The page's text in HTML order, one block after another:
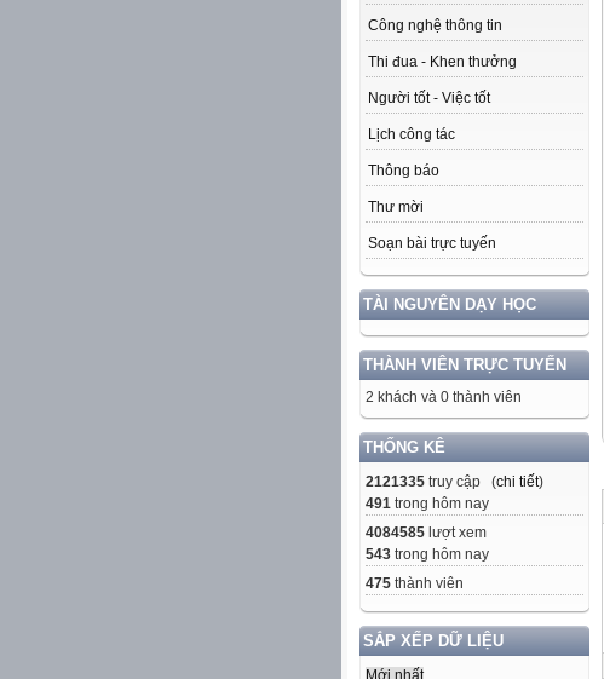
Công nghệ thông tin
Thi đua - Khen thưởng
Người tốt - Việc tốt
Lịch công tác
Thông báo
Thư mời
Soạn bài trực tuyến
TÀI NGUYÊN DẠY HỌC
THÀNH VIÊN TRỰC TUYẾN
2 khách và 0 thành viên
THỐNG KÊ
2121335 truy cập (chi tiết)
491 trong hôm nay
4084585 lượt xem
543 trong hôm nay
475 thành viên
SẮP XẾP DỮ LIỆU
Mới nhất